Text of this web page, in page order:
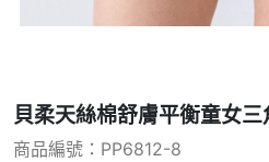
貝柔天絲棉舒膚平衡童女
商品編號：PP6812-8